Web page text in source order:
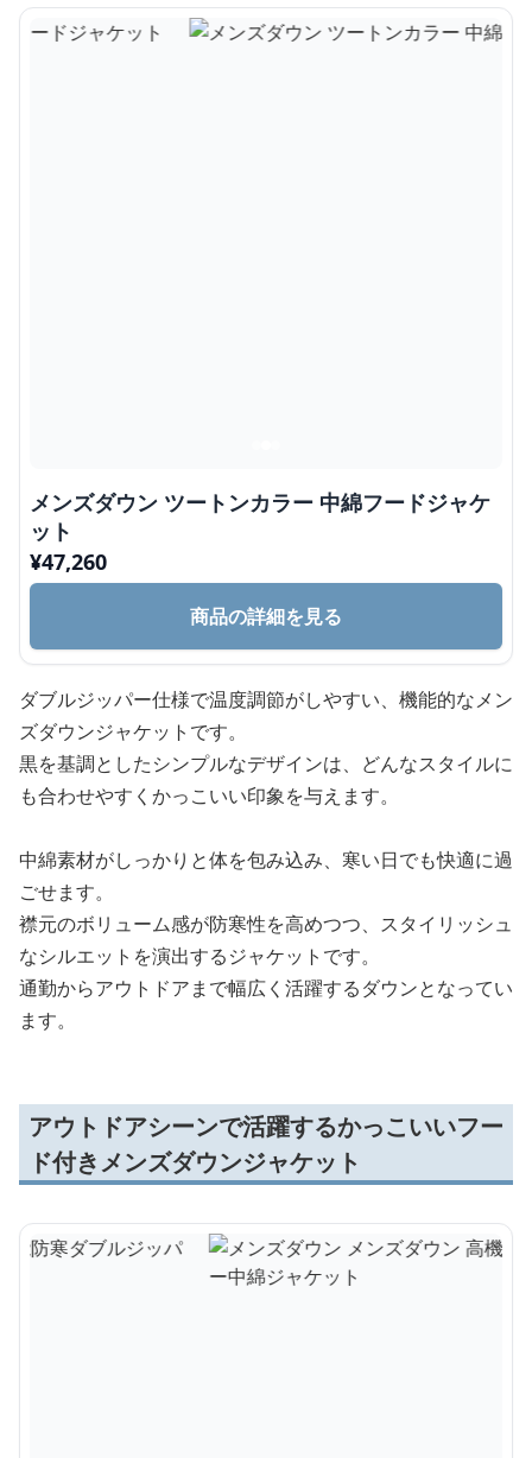
メンズダウン ツートンカラー 中綿フードジャケ
ット
¥47,260
商品の詳細を見る
ダブルジッパー仕様で温度調節がしやすい、機能的なメン
ズダウンジャケットです。
黒を基調としたシンプルなデザインは、どんなスタイルに
も合わせやすくかっこいい印象を与えます。
中綿素材がしっかりと体を包み込み、寒い日でも快適に過
ごせます。
襟元のボリューム感が防寒性を高めつつ、スタイリッシュ
なシルエットを演出するジャケットです。
通勤からアウトドアまで幅広く活躍するダウンとなってい
ます。
アウトドアシーンで活躍するかっこいいフー
ド付きメンズダウンジャケット